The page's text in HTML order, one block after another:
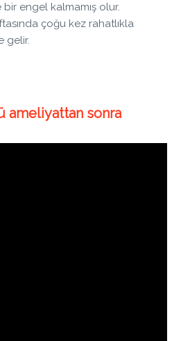
engel kalmamış olur.
çoğu kez rahatlıkla
gelir.
ameliyattan sonra